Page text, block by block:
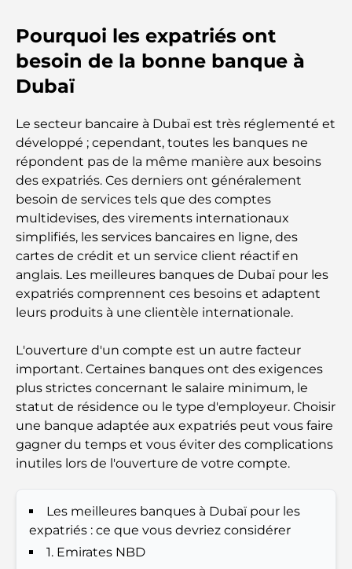
Top 7 Busiest Airports in the World: Hub of Global
Travel
Abu Dhabi vs Dubai: A Practical Comparison for
Best Schools in Downtown Dubai: A Guide for
Families
Que faire à Dubaï en été : le guide ultime pour
profiter de la chaleur
Cadeaux de luxe pour hommes : des idées de
présents attentionnés et intemporels
Écoles à proximité de Palm Jumeirah : un guide
Les meilleurs hôtels de Business Bay, à Dubaï :
votre guide ultime
Les meilleurs cafés avec vue à Dubaï : un parfait
mélange de saveurs et de paysages
Dubaï
Clubs de plage de Palm Jumeirah : Guide complet
Pourquoi les expatriés ont
besoin de la bonne banque à
Dubaï
Le secteur bancaire à Dubaï est très réglementé et
développé ; cependant, toutes les banques ne
répondent pas de la même manière aux besoins
des expatriés. Ces derniers ont généralement
besoin de services tels que des comptes
multidevises, des virements internationaux
simplifiés, les services bancaires en ligne, des
cartes de crédit et un service client réactif en
anglais. Les meilleures banques de Dubaï pour les
expatriés comprennent ces besoins et adaptent
leurs produits à une clientèle internationale.
L'ouverture d'un compte est un autre facteur
important. Certaines banques ont des exigences
plus strictes concernant le salaire minimum, le
statut de résidence ou le type d'employeur. Choisir
une banque adaptée aux expatriés peut vous faire
gagner du temps et vous éviter des complications
inutiles lors de l'ouverture de votre compte.
Les meilleures banques à Dubaï pour les
expatriés : ce que vous devriez considérer
1. Emirates NBD